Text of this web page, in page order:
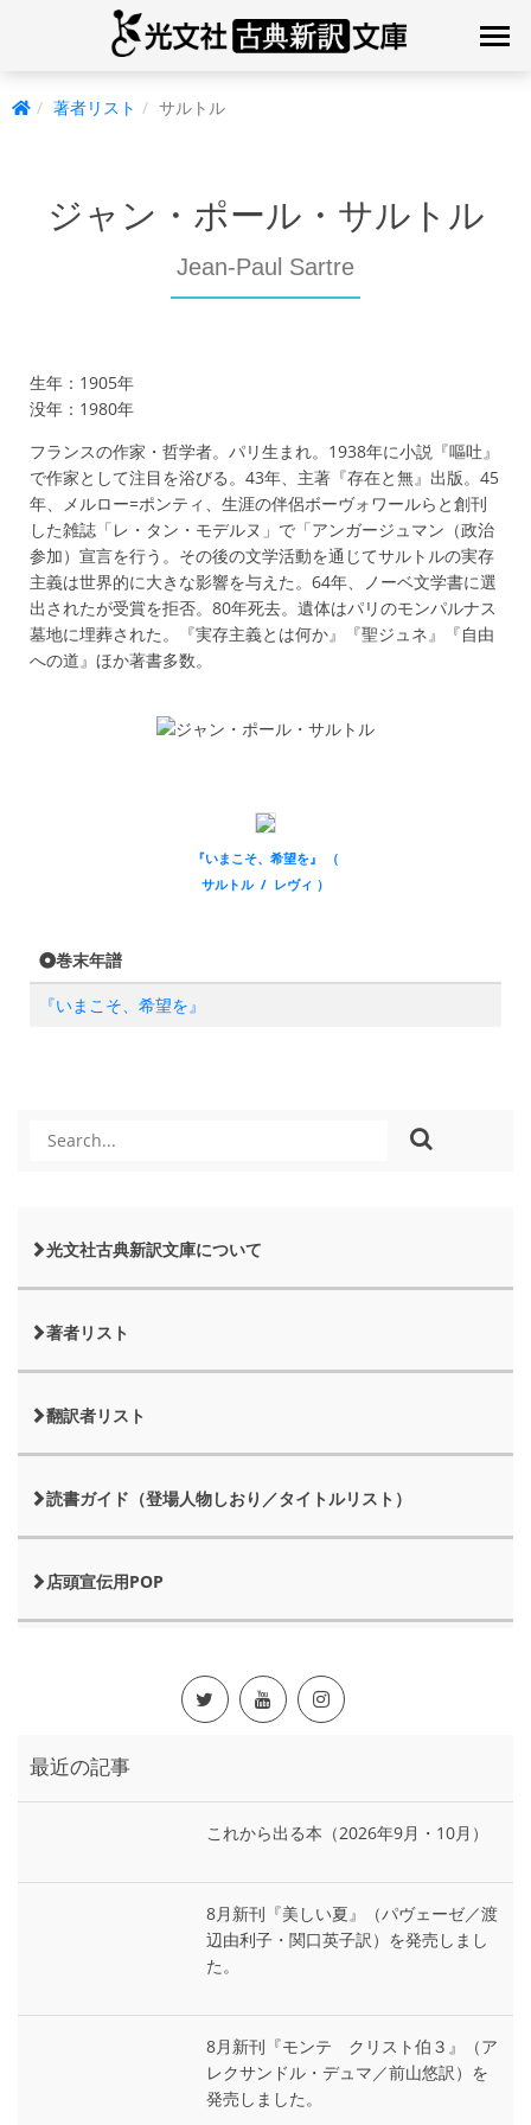
著者リスト サルトル
ジャン・ポール・サルトル
Jean-Paul Sartre
生年：1905年
没年：1980年
フランスの作家・哲学者。パリ生まれ。1938年に小説『嘔吐』
で作家として注目を浴びる。43年、主著『存在と無』出版。45
年、メルロー=ポンティ、生涯の伴侶ボーヴォワールらと創刊
した雑誌「レ・タン・モデルヌ」で「アンガージュマン（政治
参加）宣言を行う。その後の文学活動を通じてサルトルの実存
主義は世界的に大きな影響を与えた。64年、ノーベ文学書に選
出されたが受賞を拒否。80年死去。遺体はパリのモンパルナス
墓地に埋葬された。『実存主義とは何か』『聖ジュネ』『自由
への道』ほか著書多数。
『いまこそ、希望を』 （
サルトル / レヴィ ）
巻末年譜
『いまこそ、希望を』
光文社古典新訳文庫について
著者リスト
翻訳者リスト
読書ガイド（登場人物しおり／タイトルリスト）
店頭宣伝用POP
最近の記事
これから出る本（2026年9月・10月）
8月新刊『美しい夏』（パヴェーゼ／渡
辺由利子・関口英子訳）を発売しまし
た。
8月新刊『モンテ゠クリスト伯３』（ア
レクサンドル・デュマ／前山悠訳）を
発売しました。